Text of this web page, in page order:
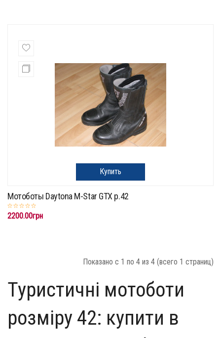
Купить
Мотоботы Daytona M-Star GTX р.42
2200.00грн
Показано с 1 по 4 из 4 (всего 1 страниц)
Туристичні мотоботи
розміру 42: купити в